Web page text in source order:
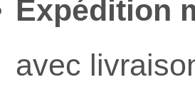
Expédition
avec